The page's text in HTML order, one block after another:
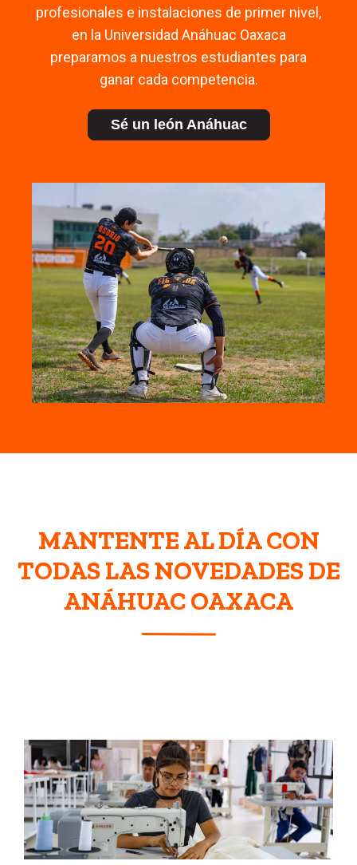
profesionales e instalaciones de primer nivel,
en la Universidad Anáhuac Oaxaca
preparamos a nuestros estudiantes para
ganar cada competencia.
Sé un león Anáhuac
MANTENTE AL DÍA CON
TODAS LAS NOVEDADES DE
ANÁHUAC OAXACA